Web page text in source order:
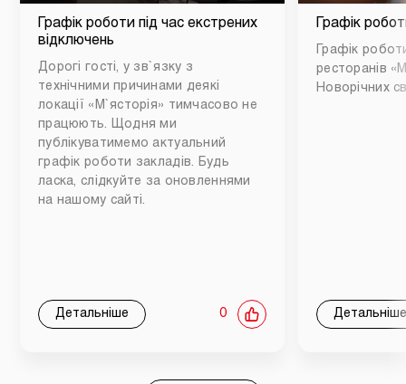
Графік роботи під час екстрених
відключень
Дорогі гості, у зв`язку з
технічними причинами деякі
локації «М`ясторія» тимчасово не
працюють. Щодня ми
публікуватимемо актуальний
графік роботи закладів. Будь
ласка, слідкуйте за оновленнями
на нашому сайті.
Детальніше 0
Графік
Графік
ресторанів
Новорічних
Детальніше